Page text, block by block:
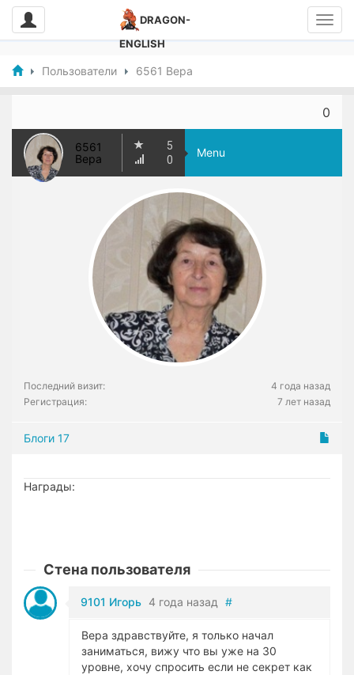
DRAGON-
ENGLISH
Пользователи 6561 Вера
0
6561
Вера
5
0
Menu
Последний визит:
4 года назад
Регистрация:
7 лет назад
Блоги 17
Награды:
Стена пользователя
9101 Игорь 4 года назад #
Вера здравствуйте, я только начал
заниматься, вижу что вы уже на 30
уровне, хочу спросить если не секрет как